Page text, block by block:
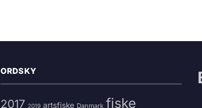
ORDSKY
2017 2019 artsfiske Danmark fiske